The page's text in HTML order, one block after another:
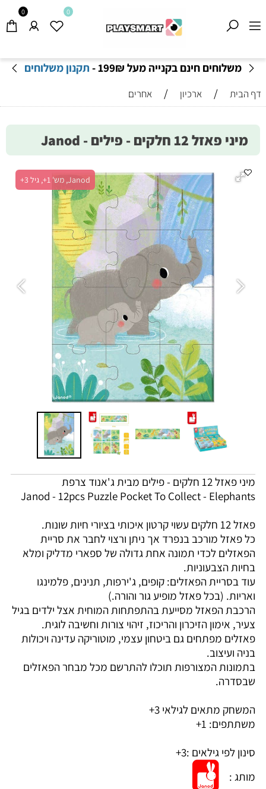
משלוחים חינם בקנייה מעל 199 ₪
- תקנון משלוחים
0 0
דף הבית / ארכיון / אחרים
מיני פאזל 12 חלקים - פילים - Janod
Janod, מש' 1+, גיל 3+
מיני פאזל 12 חלקים - פילים מבית ג'אנוד צרפת
Janod - 12pcs Puzzle Pocket To Collect - Elephants
פאזל 12 חלקים עשוי קרטון איכותי בציורי חיות שונות.
כל פאזל מורכב בנפרד אך ניתן ורצוי לחבר את סריית
הפאזלים לכדי תמונה אחת גדולה של ספארי מדליק ומלא
בחיות הצבעוניות.
עוד בסריית הפאזלים: קופים, ג'ירפות, תנינים, פלמינגו
ואריות. (בכל פאזל מופיע גור והורה.)
הרכבת הפאזל מסייעת בהתפתחות המוחית אצל ילדים בגיל
צעיר, אימון הזיכרון והריכוז, זיהוי צורות וחשיבה לוגית.
פאזלים מפתחים גם ביטחון עצמי, מוטוריקה עדינה ויכולות
בניה ועיצוב.
בתמונות המצורפות תוכלו להתרשם מכל מבחר הפאזלים
שבסדרה.
המשחק מתאים לגילאי 3+
משתתפים: 1+
סינון לפי גילאים :3+
מותג :